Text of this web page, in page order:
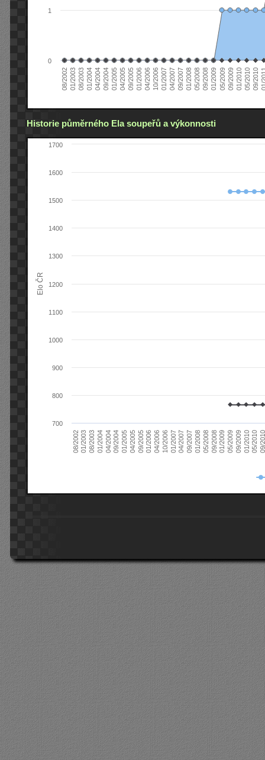
08/200201/200308/200301/200404/200409/200401/200504/200509/200501/200604/200610/200601/200704/200709/200701/200805/200809/200801/200905/200909/200901/201005/201009/2010
0
1
Historie půměrného Ela soupeřů a výkonnosti
Elo ČR
08/200201/200308/200301/200404/200409/200401/200504/200509/200501/200604/200610/200601/200704/200709/200701/200805/200809/200801/200905/200909/200901/201005/201009/
700
800
900
1000
1100
1200
1300
1400
1500
1600
1700